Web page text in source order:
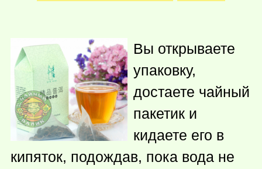
Вы открываете
упаковку,
достаете чайный
пакетик и
кидаете его в
кипяток, подождав, пока вода не